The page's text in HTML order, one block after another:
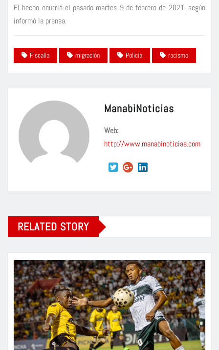
El hecho ocurrió el pasado martes 9 de febrero de 2021, según
informó la prensa.
Fiscalía migración Policía racismo
ManabiNoticias
Web:
http://www.manabinoticias.com
RELATED STORY